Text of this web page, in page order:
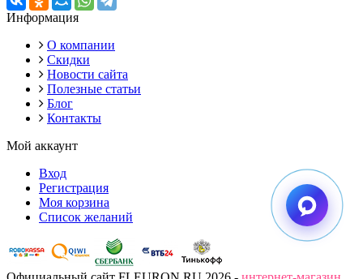
Информация
О компании
Скидки
Новости сайта
Полезные статьи
Блог
Контакты
Мой аккаунт
Вход
Регистрация
Моя корзина
Список желаний